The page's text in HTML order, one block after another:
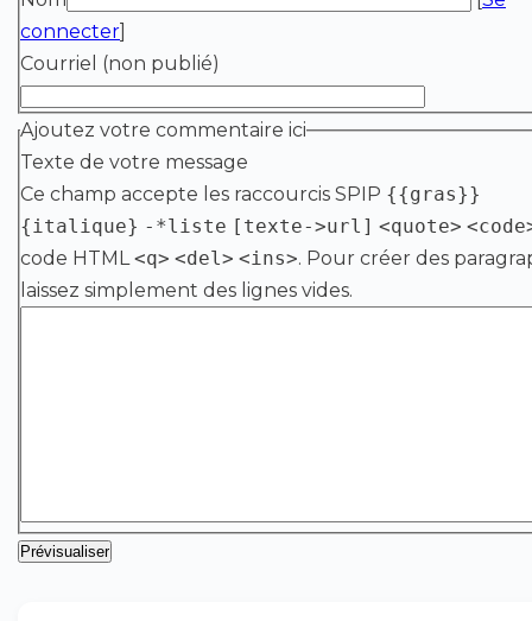
connecter]
Courriel (non publié)
Ajoutez votre commentaire ici
Texte de votre message
Ce champ accepte les raccourcis SPIP {{gras}}
{italique} -*liste [texte->url] <quote>
code HTML<q> <del> <ins>. Pour créer des
laissez simplement des lignes vides.